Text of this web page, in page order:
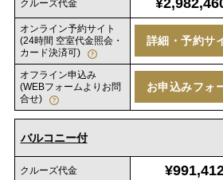
クルーズ代金
オンライン予約サイト
(24時間 空室代金照会・
カード決済可)
詳細・予約サ
オフライン申込み
(WEBフォームよりお問
合せ)
お申込みフォ
バルコニー付
クルーズ代金